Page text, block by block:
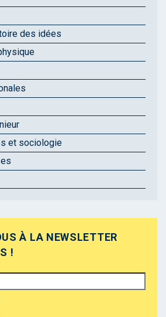
des idées
et sociologie
À LA NEWSLETTER
!